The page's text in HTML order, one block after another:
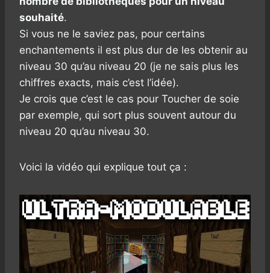
souhaité.
Si vous ne le saviez pas, pour certains
enchantements il est plus dur de les obtenir au
niveau 30 qu’au niveau 20 (je ne sais plus les
chiffres exacts, mais c’est l’idée).
Je crois que c’est le cas pour Toucher de soie
par exemple, qui sort plus souvent autour du
niveau 20 qu’au niveau 30.
Voici la vidéo qui explique tout ça :